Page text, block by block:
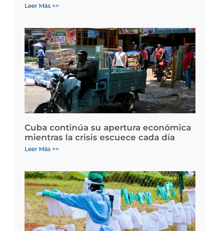
Leer Más >>
Cuba continúa su apertura económica
mientras la crisis escuece cada día
Leer Más >>